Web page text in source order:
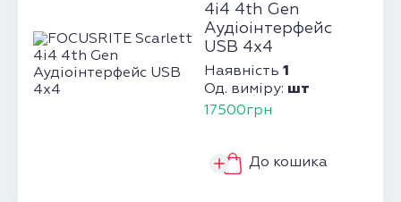
4i4 4th Gen
Аудіоінтерфейс
USB 4х4
Наявність 1
Од. виміру: шт
17500грн
До кошика